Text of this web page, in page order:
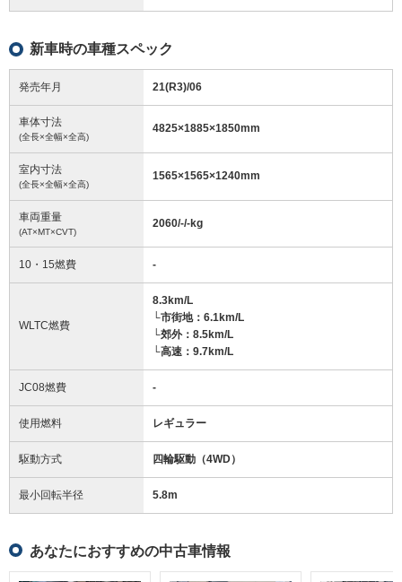
新車時の車種スペック
発売年月 21(R3)/06
車体寸法
(全長×全幅×全高)
4825×1885×1850mm
室内寸法
(全長×全幅×全高)
1565×1565×1240mm
車両重量
(AT×MT×CVT)
2060/-/-kg
10・15燃費 -
WLTC燃費
8.3km/L
└市街地：6.1km/L
└郊外：8.5km/L
└高速：9.7km/L
JC08燃費 -
使用燃料 レギュラー
駆動方式 四輪駆動（4WD）
最小回転半径 5.8m
あなたにおすすめの中古車情報